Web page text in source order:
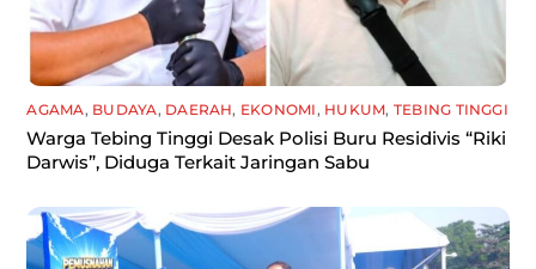
AGAMA, BUDAYA, DAERAH, EKONOMI, HUKUM, TEBING TINGGI
Warga Tebing Tinggi Desak Polisi Buru Residivis “Riki
Darwis”, Diduga Terkait Jaringan Sabu